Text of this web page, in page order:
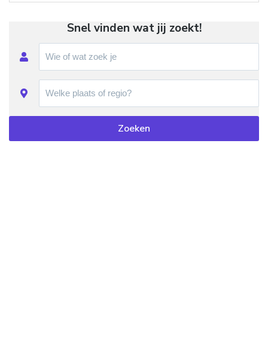
Snel vinden wat jij zoekt!